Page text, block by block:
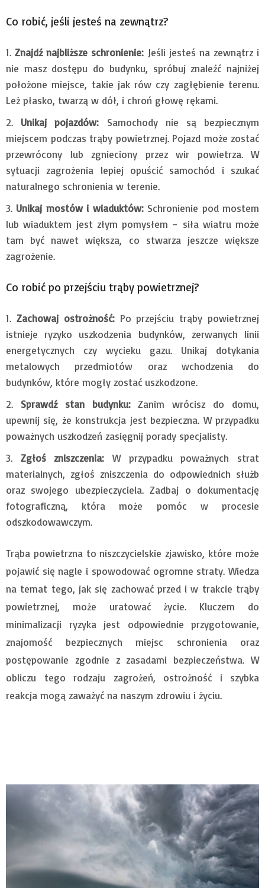
Co robić, jeśli jesteś na zewnątrz?
Znajdź najbliższe schronienie: Jeśli jesteś na zewnątrz i
nie masz dostępu do budynku, spróbuj znaleźć najniżej
położone miejsce, takie jak rów czy zagłębienie terenu.
Leż płasko, twarzą w dół, i chroń głowę rękami.
Unikaj pojazdów: Samochody nie są bezpiecznym
miejscem podczas trąby powietrznej. Pojazd może zostać
przewrócony lub zgnieciony przez wir powietrza. W
sytuacji zagrożenia lepiej opuścić samochód i szukać
naturalnego schronienia w terenie.
Unikaj mostów i wiaduktów:Schronienie pod mostem
lub wiaduktem jest złym pomysłem – siła wiatru może
tam być nawet większa, co stwarza jeszcze większe
zagrożenie.
Co robić po przejściu trąby powietrznej?
Zachowaj ostrożność:Po przejściu trąby powietrznej
istnieje ryzyko uszkodzenia budynków, zerwanych linii
energetycznych czy wycieku gazu. Unikaj dotykania
metalowych przedmiotów oraz wchodzenia do
budynków, które mogły zostać uszkodzone.
Sprawdź stan budynku:Zanim wrócisz do domu,
upewnij się, że konstrukcja jest bezpieczna. W przypadku
poważnych uszkodzeń zasięgnij porady specjalisty.
Zgłoś zniszczenia: W przypadku poważnych strat
materialnych, zgłoś zniszczenia do odpowiednich służb
oraz swojego ubezpieczyciela. Zadbaj o dokumentację
fotograficzną, która może pomóc w procesie
odszkodowawczym.
Trąba powietrzna to niszczycielskie zjawisko, które może
pojawić się nagle i spowodować ogromne straty. Wiedza
na temat tego, jak się zachować przed i w trakcie trąby
powietrznej, może uratować życie. Kluczem do
minimalizacji ryzyka jest odpowiednie przygotowanie,
znajomość bezpiecznych miejsc schronienia oraz
postępowanie zgodnie z zasadami bezpieczeństwa. W
obliczu tego rodzaju zagrożeń, ostrożność i szybka
reakcja mogą zaważyć na naszym zdrowiu i życiu.